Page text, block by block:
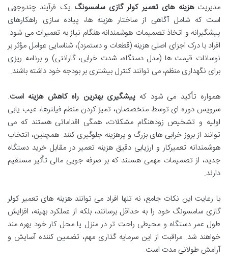
مدیریتهزینه های تعمیر کولر گازی سامسونگ یک فرآیند چندوجهی
است که شامل آگاهی از ساختار هزینه ها، پیاده سازی راهکارهای
پیشگیرانه و اتخاذ تصمیمات هوشمندانه هنگام نیاز به تعمیرات می شود.
افراد با درک اجزای اصلی هزینه (قطعات و دستمزد)، شناسایی عوامل مؤثر بر
نوسانات قیمت ها (مدل دستگاه، شدت خرابی، گارانتی) و برنامه ریزی
برای نگهداری منظم، می توانند کنترل بیشتری بر بودجه خود داشته باشند.
همواره تأکید می شود که پیشگیری بهترین راه کاهش هزینه است.
سرویس دوره ای توسط متخصصان، تمیز کردن منظم فیلترها، عیب یابی
اولیه و تشخیص زودهنگام مشکلات، همگی اقداماتی هستند که می
توانند از بروز خرابی های بزرگ و پرهزینه جلوگیری کنند. همچنین، انتخاب
هوشمندانه تعمیرکار و ارزیابی دقیق هزینه تعمیر در مقابل خرید دستگاه
جدید، از تصمیمات مهمی هستند که بر صرفه جویی مالی تأثیر مستقیم
دارند.
با رعایت این نکات جامع، نه تنها افراد می توانند هزینه های تعمیر کولر
گازی سامسونگ خود را به حداقل برسانند، بلکه از عملکرد بهینه، افزایش
طول عمر دستگاه و محیطی راحت تر در منزل یا محل کار خود بهره مند
خواهند شد. مراقبت از این سرمایه گذاری مهم، تضمین کننده آسایش و
آرامش طولانی مدت است.